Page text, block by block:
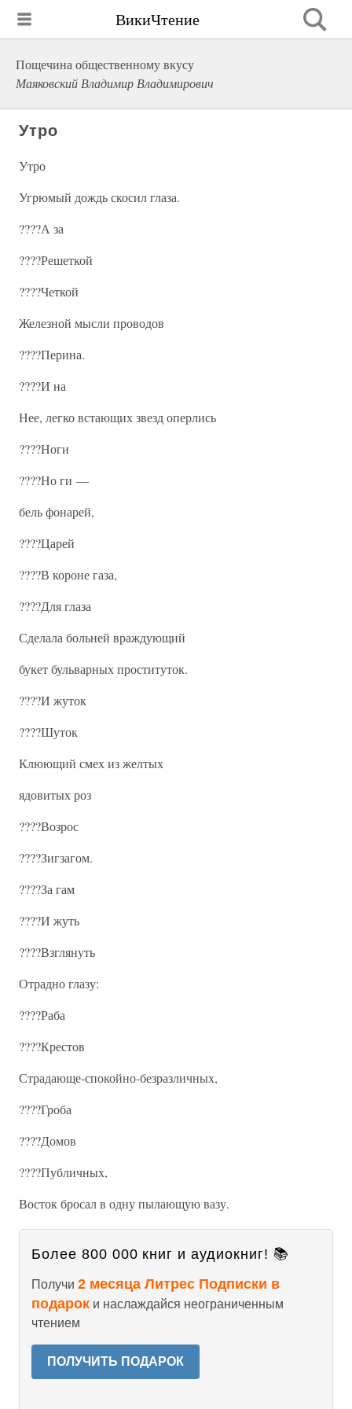
ВикиЧтение
Пощечина общественному вкусу
Маяковский Владимир Владимирович
Утро
Утро
Угрюмый дождь скосил глаза.
????А за
????Решеткой
????Четкой
Железной мысли проводов
????Перина.
????И на
Нее, легко встающих звезд оперлись
????Ноги
????Но ги —
бель фонарей,
????Царей
????В короне газа,
????Для глаза
Сделала больней враждующий
букет бульварных проституток.
????И жуток
????Шуток
Клюющий смех из желтых
ядовитых роз
????Возрос
????Зигзагом.
????За гам
????И жуть
????Взглянуть
Отрадно глазу:
????Раба
????Крестов
Страдающе-спокойно-безразличных,
????Гроба
????Домов
????Публичных,
Восток бросал в одну пылающую вазу.
Более 800 000 книг и аудиокниг! 📚
Получи 2 месяца Литрес Подписки в
подарок и наслаждайся неограниченным
чтением
ПОЛУЧИТЬ ПОДАРОК